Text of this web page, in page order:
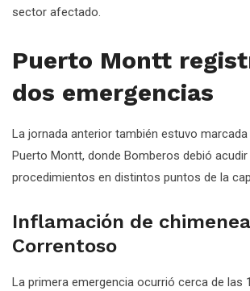
sector afectado.
Puerto Montt
dos emergencias
La jornada anterior también estuvo
Puerto Montt, donde Bomberos debió
procedimientos en distintos puntos de la
Inflamación de
Correntoso
La primera emergencia ocurrió cerca de las